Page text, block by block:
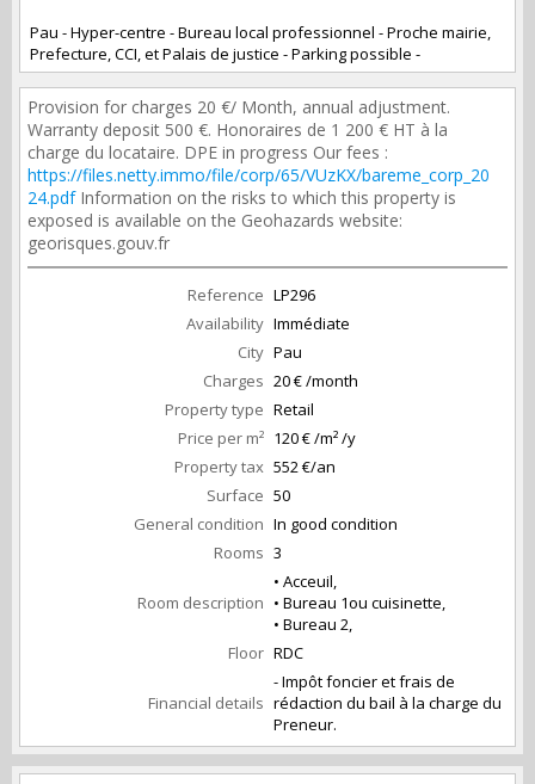
Pau - Hyper-centre - Bureau local professionnel - Proche mairie,
Prefecture, CCI, et Palais de justice - Parking possible -
Provision for charges 20 €/ Month, annual adjustment.
Warranty deposit 500 €. Honoraires de 1 200 € HT à la
charge du locataire. DPE in progress Our fees :
https://files.netty.immo/file/corp/65/VUzKX/bareme_corp_20
24.pdfInformation on the risks to which this property is
exposed is available on the Geohazards website:
georisques.gouv.fr
Reference LP296
Availability Immédiate
City Pau
Charges 20 € /month
Property type Retail
Price per m² 120 € /m² /y
Property tax 552 €/an
Surface 50
General condition In good condition
Rooms 3
Room description
• Acceuil,
• Bureau 1ou cuisinette,
• Bureau 2,
Floor RDC
Financial details
- Impôt foncier et frais de
rédaction du bail à la charge du
Preneur.